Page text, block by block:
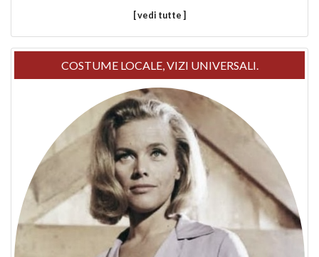
[ vedi tutte ]
COSTUME LOCALE, VIZI UNIVERSALI.